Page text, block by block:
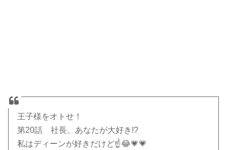
王子様をオトせ！
第20話 社長、あなたが大好き!?
私はディーンが好きだけど☝️😂💗💗